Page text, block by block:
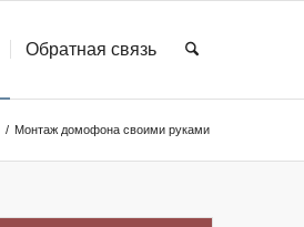
Обратная связь
/ Монтаж домофона своими руками